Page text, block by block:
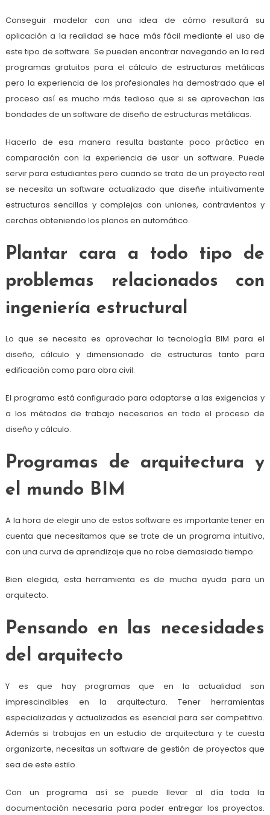
Conseguir modelar con una idea de cómo resultará su
aplicación a la realidad se hace más fácil mediante el uso de
este tipo de software. Se pueden encontrar navegando en la red
programas gratuitos para el cálculo de estructuras metálicas
pero la experiencia de los profesionales ha demostrado que el
proceso así es mucho más tedioso que si se aprovechan las
bondades de un software de diseño de estructuras metálicas.
Hacerlo de esa manera resulta bastante poco práctico en
comparación con la experiencia de usar un software. Puede
servir para estudiantes pero cuando se trata de un proyecto real
se necesita un software actualizado que diseñe intuitivamente
estructuras sencillas y complejas con uniones, contravientos y
cerchas obteniendo los planos en automático.
Plantar cara a todo tipo de
problemas relacionados con
ingeniería estructural
Lo que se necesita es aprovechar la tecnología BIM para el
diseño, cálculo y dimensionado de estructuras tanto para
edificación como para obra civil.
El programa está configurado para adaptarse a las exigencias y
a los métodos de trabajo necesarios en todo el proceso de
diseño y cálculo.
Programas de arquitectura y
el mundo BIM
A la hora de elegir uno de estos software es importante tener en
cuenta que necesitamos que se trate de un programa intuitivo,
con una curva de aprendizaje que no robe demasiado tiempo.
Bien elegida, esta herramienta es de mucha ayuda para un
arquitecto.
Pensando en las necesidades
del arquitecto
Y es que hay programas que en la actualidad son
imprescindibles en la arquitectura. Tener herramientas
especializadas y actualizadas es esencial para ser competitivo.
Además si trabajas en un estudio de arquitectura y te cuesta
organizarte, necesitas un software de gestión de proyectos que
sea de este estilo.
Con un programa así se puede llevar al día toda la
documentación necesaria para poder entregar los proyectos.